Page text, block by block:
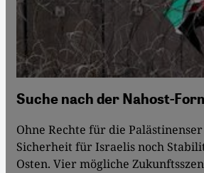
Suche nach der Nahost-
Ohne Rechte für die
Sicherheit für Israelis noch
Osten. Vier mögliche